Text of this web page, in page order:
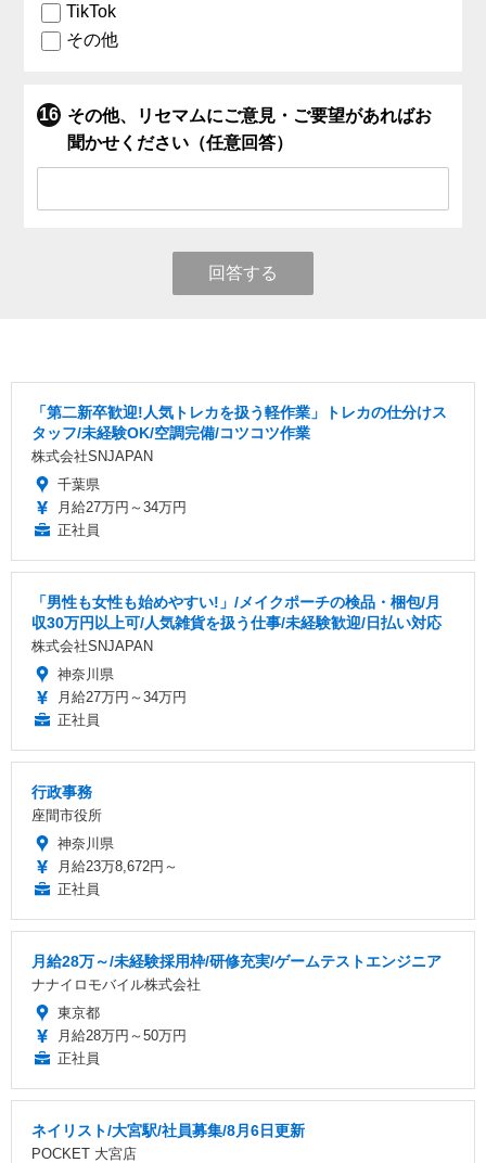
TikTok
その他
その他、リセマムにご意見・ご要望があればお
聞かせください（任意回答）
回答する
「第二新卒歓迎!人気トレカを扱う軽作業」トレカの仕分けス
タッフ/未経験OK/空調完備/コツコツ作業
株式会社SNJAPAN
千葉県
月給27万円～34万円
正社員
「男性も女性も始めやすい!」/メイクポーチの検品・梱包/月
収30万円以上可/人気雑貨を扱う仕事/未経験歓迎/日払い対応
株式会社SNJAPAN
神奈川県
月給27万円～34万円
正社員
行政事務
座間市役所
神奈川県
月給23万8,672円～
正社員
月給28万～/未経験採用枠/研修充実/ゲームテストエンジニア
ナナイロモバイル株式会社
東京都
月給28万円～50万円
正社員
ネイリスト/大宮駅/社員募集/8月6日更新
POCKET 大宮店